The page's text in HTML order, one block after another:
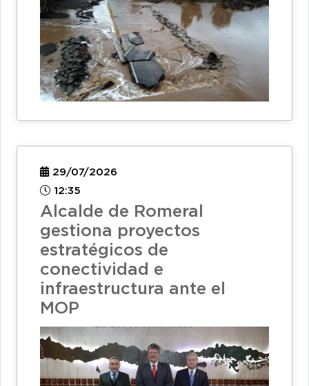
29/07/2026
12:35
Alcalde de Romeral
gestiona proyectos
estratégicos de
conectividad e
infraestructura ante el
MOP